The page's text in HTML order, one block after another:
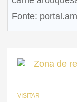
Fonte:
VISITAR